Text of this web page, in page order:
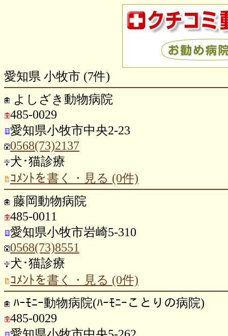
愛知県 小牧市 (7件)
よしざき動物病院
485-0029
愛知県小牧市中央2-23
0568(73)2137
犬･猫診療
ｺﾒﾝﾄを書く・見る (0件)
藤岡動物病院
485-0011
愛知県小牧市岩崎5-310
0568(73)8551
犬･猫診療
ｺﾒﾝﾄを書く・見る (0件)
ﾊｰﾓﾆｰ動物病院(ﾊｰﾓﾆｰことりの病院)
485-0029